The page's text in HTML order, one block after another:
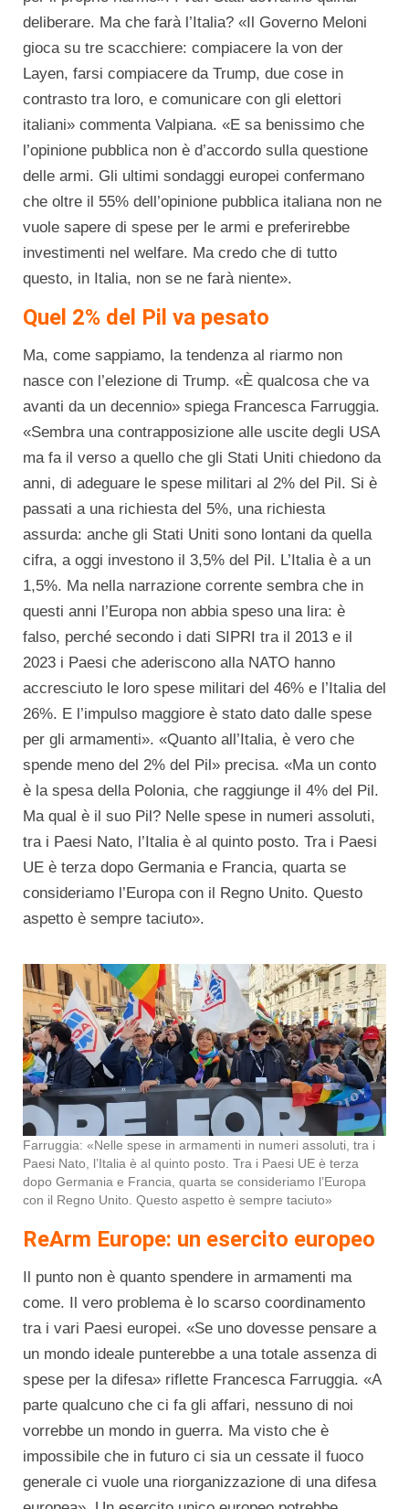
deliberare. Ma che farà l’Italia? «Il Governo Meloni
gioca su tre scacchiere: compiacere la von der
Layen, farsi compiacere da Trump, due cose in
contrasto tra loro, e comunicare con gli elettori
italiani» commenta Valpiana. «E sa benissimo che
l’opinione pubblica non è d’accordo sulla questione
delle armi. Gli ultimi sondaggi europei confermano
che oltre il 55% dell’opinione pubblica italiana non ne
vuole sapere di spese per le armi e preferirebbe
investimenti nel welfare. Ma credo che di tutto
questo, in Italia, non se ne farà niente».
Quel 2% del Pil va pesato
Ma, come sappiamo, la tendenza al riarmo non
nasce con l’elezione di Trump. «È qualcosa che va
avanti da un decennio» spiega Francesca Farruggia.
«Sembra una contrapposizione alle uscite degli USA
ma fa il verso a quello che gli Stati Uniti chiedono da
anni, di adeguare le spese militari al 2% del Pil. Si è
passati a una richiesta del 5%, una richiesta
assurda: anche gli Stati Uniti sono lontani da quella
cifra, a oggi investono il 3,5% del Pil. L’Italia è a un
1,5%. Ma nella narrazione corrente sembra che in
questi anni l’Europa non abbia speso una lira: è
falso, perché secondo i dati SIPRI tra il 2013 e il
2023 i Paesi che aderiscono alla NATO hanno
accresciuto le loro spese militari del 46% e l’Italia del
26%. E l’impulso maggiore è stato dato dalle spese
per gli armamenti». «Quanto all’Italia, è vero che
spende meno del 2% del Pil» precisa. «Ma un conto
è la spesa della Polonia, che raggiunge il 4% del Pil.
Ma qual è il suo Pil? Nelle spese in numeri assoluti,
tra i Paesi Nato, l’Italia è al quinto posto. Tra i Paesi
UE è terza dopo Germania e Francia, quarta se
consideriamo l’Europa con il Regno Unito. Questo
aspetto è sempre taciuto».
Farruggia: «Nelle spese in armamenti in numeri assoluti, tra i
Paesi Nato, l’Italia è al quinto posto. Tra i Paesi UE è terza
dopo Germania e Francia, quarta se consideriamo l’Europa
con il Regno Unito. Questo aspetto è sempre taciuto»
ReArm Europe: un esercito europeo
Il punto non è quanto spendere in armamenti ma
come. Il vero problema è lo scarso coordinamento
tra i vari Paesi europei. «Se uno dovesse pensare a
un mondo ideale punterebbe a una totale assenza di
spese per la difesa» riflette Francesca Farruggia. «A
parte qualcuno che ci fa gli affari, nessuno di noi
vorrebbe un mondo in guerra. Ma visto che è
impossibile che in futuro ci sia un cessate il fuoco
generale ci vuole una riorganizzazione di una difesa